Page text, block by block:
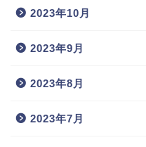
2023年10月
2023年9月
2023年8月
2023年7月